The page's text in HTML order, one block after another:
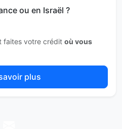
ou en Israël ?
faites votre crédit où vous
plus